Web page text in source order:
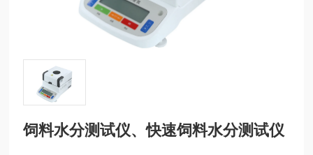
饲料水分测试仪、快速饲料水分测试仪